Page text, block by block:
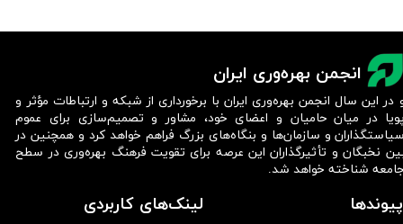
انجمن بهره‌وری ایران
لینک‌های کاربردی پیوندها
در این سال انجمن بهره‌وری ایران با برخورداری از شبکه و ارتباطات مؤثر و
در میان حامیان و اعضای خود، مشاور و تصمیم‌سازی برای عموم
و سازمان‌ها و بنگاه‌های بزرگ فراهم خواهد کرد و همچنین در
نخبگان و تأثیرگذاران این عرصه برای تقویت فرهنگ بهره‌وری در سطح
شناخته خواهد شد.​​​​​​​